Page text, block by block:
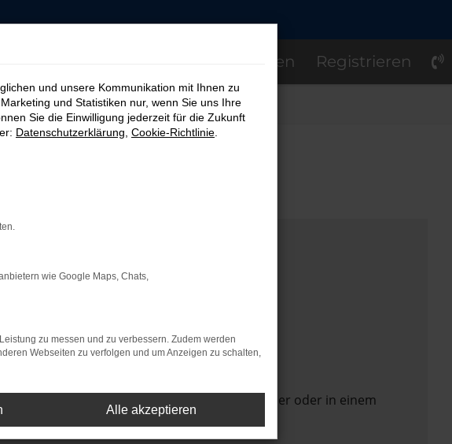
Einloggen Registrieren
die Seite in einem anderen Browser oder in einem
und unsere Kommunikation mit Ihnen zu
und Statistiken nur, wenn Sie uns Ihre
Sie die Einwilligung jederzeit für die Zukunft
Datenschutzerklärung Cookie-Richtlinie
wie Google Maps, Chats,
zu messen und zu verbessern. Zudem werden
Webseiten zu verfolgen und um Anzeigen zu schalten,
Alle akzeptieren